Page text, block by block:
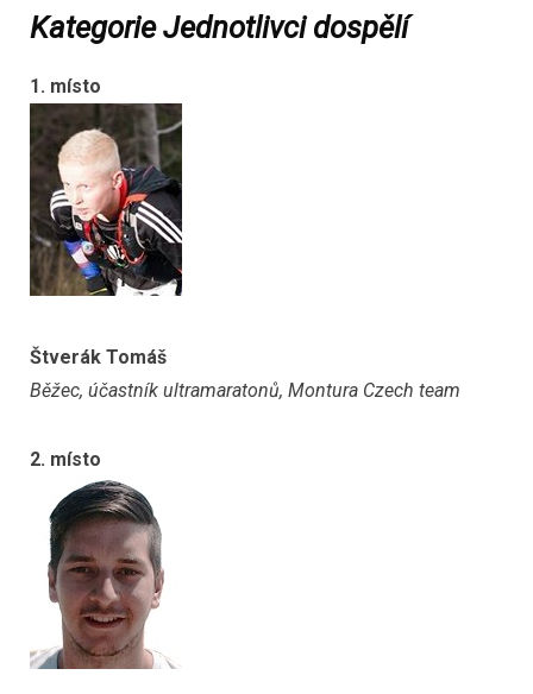
Kategorie Jednotlivci dospělí
1. místo
Štverák Tomáš
Běžec, účastník ultramaratonů, Montura Czech team
2. místo